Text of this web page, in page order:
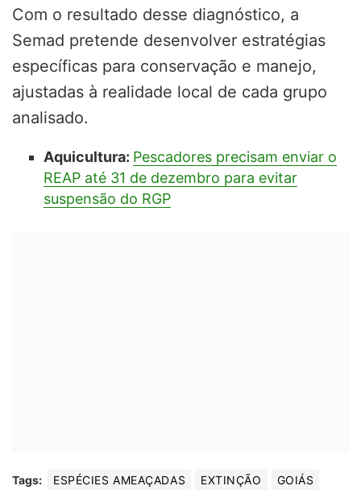
Com o resultado desse diagnóstico, a
Semad pretende desenvolver estratégias
específicas para conservação e manejo,
ajustadas à realidade local de cada grupo
analisado.
Aquicultura: Pescadores precisam enviar o
REAP até 31 de dezembro para evitar
suspensão do RGP
Tags: ESPÉCIES AMEAÇADAS EXTINÇÃO
GOIÁS